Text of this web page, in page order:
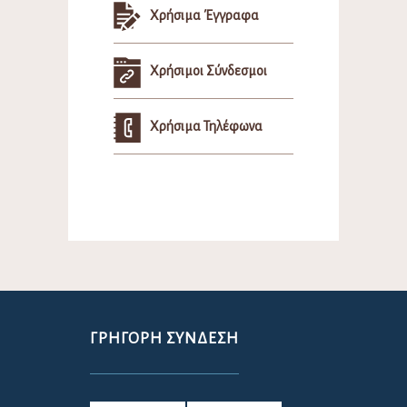
Χρήσιμα Έγγραφα
Χρήσιμοι Σύνδεσμοι
Χρήσιμα Τηλέφωνα
ΓΡΉΓΟΡΗ ΣΎΝΔΕΣΗ